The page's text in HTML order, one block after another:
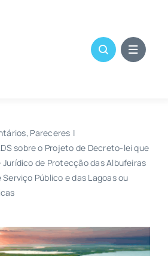
Pareceres
sobre o Projeto de Decreto-lei que
Jurídico de Protecção das Albufeiras
Público e das Lagoas ou